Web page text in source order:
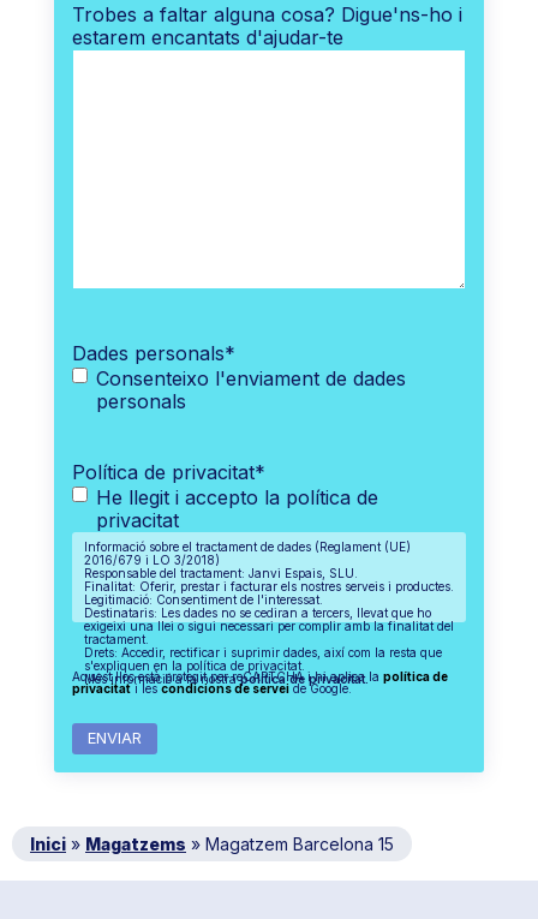
Trobes a faltar alguna cosa? Digue'ns-ho i
estarem encantats d'ajudar-te
Dades personals*
Consenteixo l'enviament de dades
personals
Política de privacitat*
He llegit i accepto la política de
privacitat
Informació sobre el tractament de dades (Reglament (UE)
2016/679 i LO 3/2018)
Responsable del tractament: Janvi Espais, SLU.
Finalitat: Oferir, prestar i facturar els nostres serveis i productes.
Legitimació: Consentiment de l'interessat.
Destinataris: Les dades no se cediran a tercers, llevat que ho
exigeixi una llei o sigui necessari per complir amb la finalitat del
tractament.
Drets: Accedir, rectificar i suprimir dades, així com la resta que
s'expliquen en la política de privacitat.
Més informació a la nostrapolítica de privacitat.
Aquest lloc està protegit per reCAPTCHA i hi aplica la política de
privacitati lescondicions de serveide Google.
Inici » Magatzems » Magatzem Barcelona 15